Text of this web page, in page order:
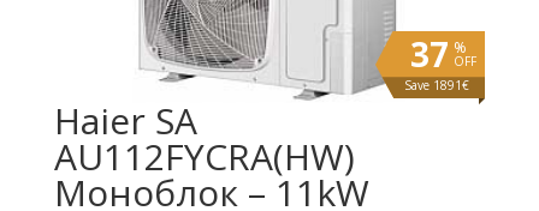
%
OFF
37
Save 1891€
Haier SA
AU112FYCRA(HW)
Моноблок – 11kW